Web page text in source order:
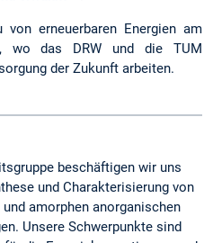
erneuerbaren Energien am
wo das DRW und die TUM
der Zukunft arbeiten.
beschäftigen wir uns
und Charakterisierung von
amorphen anorganischen
Unsere Schwerpunkte sind